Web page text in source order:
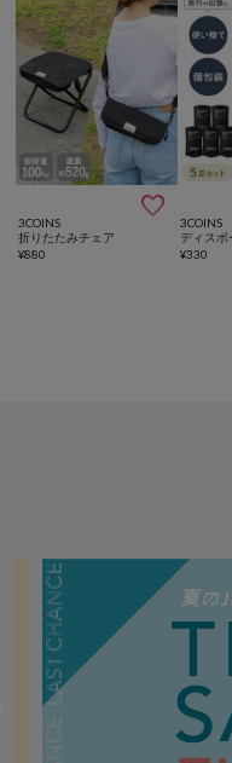

3COINS
折りたたみチェア
¥880
3COINS
¥330